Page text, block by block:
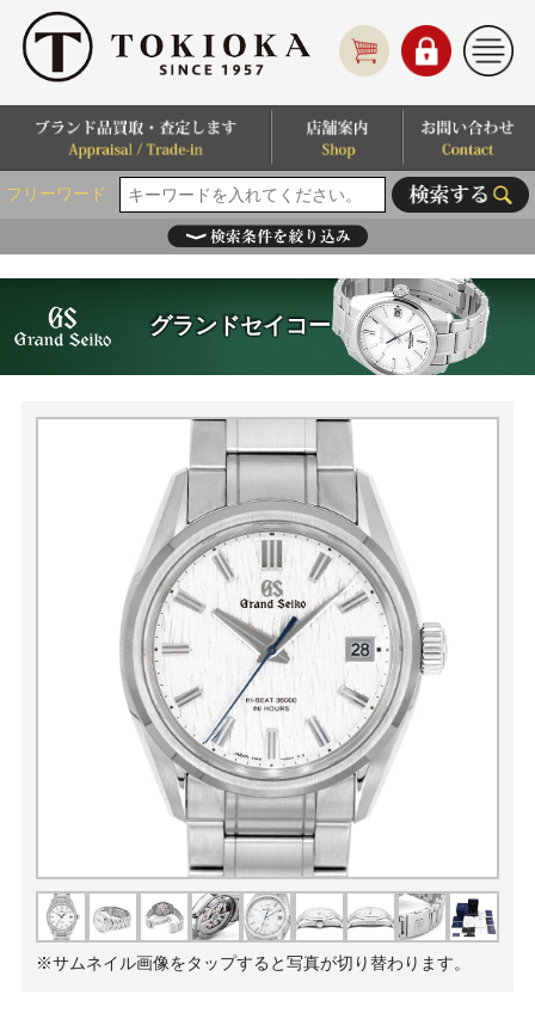
フリーワード
グランドセイコー
※サムネイル画像をタップすると写真が切り替わります。